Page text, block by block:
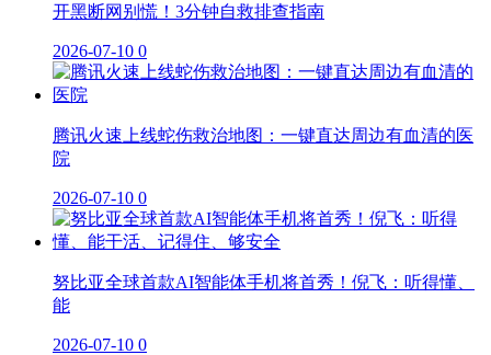
开黑断网别慌！3分钟自救排查指南
2026-07-10 0
腾讯火速上线蛇伤救治地图：一键直达周边有血清的医
院
2026-07-10 0
努比亚全球首款AI智能体手机将首秀！倪飞：听得懂、
能
2026-07-10 0